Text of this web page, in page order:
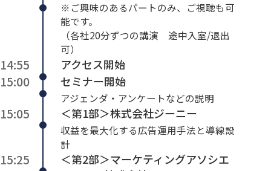
※ご興味のあるパートのみ、ご視聴も可
能です。
（各社20分ずつの講演 途中入室/退出
可）
14:55 アクセス開始
15:00 セミナー開始
アジェンダ・アンケートなどの説明
15:05 ＜第1部＞株式会社ジーニー
収益を最大化する広告運用手法と導線設
計
15:25
＜第2部＞マーケティングアソシエ